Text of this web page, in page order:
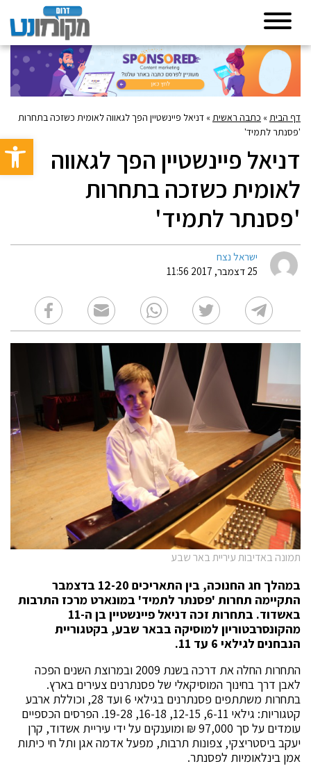
פתח
דף הבית» כתבה ראשית» דניאל פיינשטיין הפך לגאווה לאומית כשזכה בתחרות
'פסנתר לתמיד'
דניאל פיינשטיין הפך לגאווה
לאומית כשזכה בתחרות
'פסנתר לתמיד'
ישראל נצח
25 דצמבר, 2017 11:56
תמונה באדיבות עיריית באר שבע
במהלך חג החנוכה, בין התאריכים 12-20 בדצמבר
התקיימה תחרות 'פסנתר לתמיד' במונארט מרכז התרבות
באשדוד. בתחרות זכה דניאל פיינשטיין בן ה-11
מהקונסרבטוריון למוסיקה בבאר שבע, בקטגוריית
הנבחנים לגילאי 6 עד 11.
התחרות החלה את דרכה בשנת 2009 ובמרוצת השנים הפכה
לאבן דרך בחינוך המוסיקאלי של פסנתרנים צעירים בארץ.
בתחרות משתתפים פסנתרנים בגילאי 6 ועד 28, וכוללת ארבע
קטגוריות: גילאי 6-11, 12-15, 16-18, 19-28. הפרסים הכספיים
עומדים על סך 97,000 ₪ ומוענקים על ידי עיריית אשדוד, קרן
יעקב ביסטריצקי, צפונות תרבות, מפעל אדמה אגן ותל חי כיתות
אמן בינלאומיות לפסנתר.